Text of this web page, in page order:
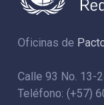
Oficinas de
Calle 93 No. 13-
Teléfono: (+57)